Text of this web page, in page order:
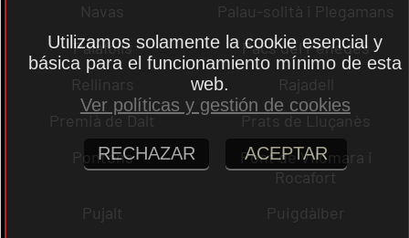
Navas
Palau-solità i Plegamans
Palafolls
Pacs del Penedès
Rellinars
Rajadell
Premià de Dalt
Prats de Lluçanès
Pontons
Pont de Vilomara i
Rocafort
Pujalt
Puigdàlber
Utilizamos solamente la cookie esencial y
básica para el funcionamiento mínimo de esta
web.
Ver políticas y gestión de cookies
RECHAZAR ACEPTAR